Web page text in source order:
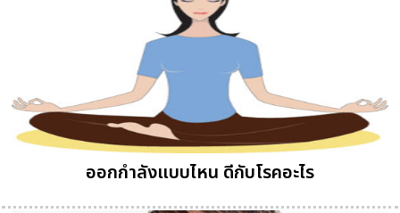
ออกกำลังแบบไหน ดีกับโรคอะไร